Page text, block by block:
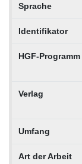
Sprache
Identifikator
HGF-Programm
Verlag
Umfang
Art der Arbeit